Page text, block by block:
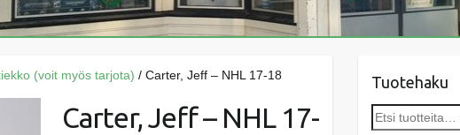
(voit myös tarjota) / Carter, Jeff – NHL 17-18
Carter, Jeff – NHL 17-
Tuotehaku
Etsi: